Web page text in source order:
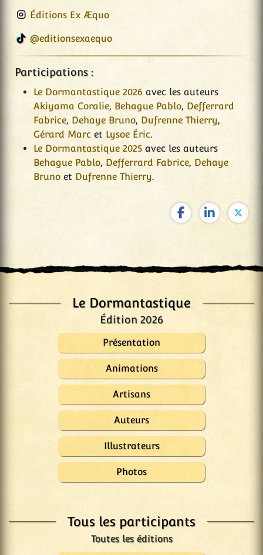
Le Dormantastique
Édition 2026
Présentation
Animations
Artisans
Auteurs
Illustrateurs
Photos
Tous les participants
Éditions Ex Æquo
@editionsexaequo
Participations :
Le Dormantastique 2026 avec les auteurs
Akiyama Coralie, Behague Pablo, Defferrard
Fabrice, Dehaye Bruno, Dufrenne Thierry,
Gérard Marc et Lysoe Éric.
Le Dormantastique 2025 avec les auteurs
Behague Pablo, Defferrard Fabrice, Dehaye
Bruno et Dufrenne Thierry.